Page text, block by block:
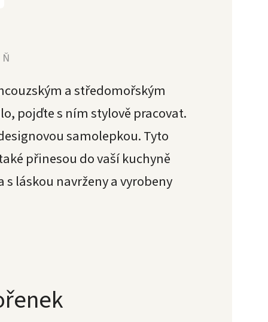
a středomořským
pojďte s ním stylově pracovat.
samolepkou. Tyto
přinesou do vaší kuchyně
s láskou navrženy a vyrobeny